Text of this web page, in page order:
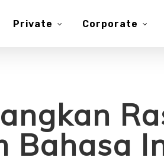
Private Corporate
Bahasa